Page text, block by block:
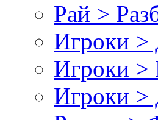
Рай >
Игроки >
Игроки >
Игроки >